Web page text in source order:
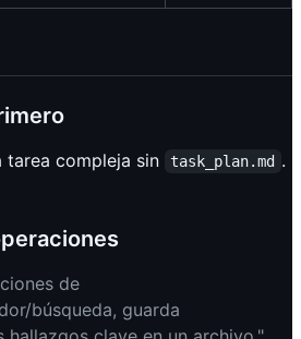
tarea compleja sin task_plan.md .
de
búsqueda, guarda